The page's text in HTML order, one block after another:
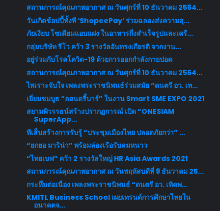
สถานการณ์คุณภาพอากาศ ณ วันศุกร์ที่ 10 ธันวาคม 2564...
วันเกิดช้อปปี้ทั้งที ‘ShopeePay’ ร่วมฉลองส่งความสุ...
ภัยเงียบ โซเดียมแอบแฝง ในอาหารกึ่งสำเร็จรูปและเครื...
กลุ่มบริษัท รีโว คว้า 3 รางวัลอันทรงเกียรติ จากงาน...
อยู่ร่วมกับโรคโควิด-19 ด้วยการออกกำลังกายปอด
สถานการณ์คุณภาพอากาศ ณ วันศุกร์ที่ 10 ธันวาคม 2564...
ไพเราะจับใจ เพลงพระราชนิพนธ์ร่วมสมัย “ดนตรี อว. เท...
เยี่ยมชมบูธ “ลอนดรี้บาร์” ในงาน Smart SME EXPO 2021
สยามพิวรรธน์สร้างปรากฏการณ์ เปิด “ONESIAM
SuperApp...
ทีเส็บสร้างการรับรู้ “ประชุมเมืองไทย ปลอดภัยกว่า” ...
“ยกยอ มาริน่า” พร้อมล่องเรือรับลมหนาว
“ไทยเบฟ” คว้า 2 รางวัลใหญ่ HR Asia Awards 2021
สถานการณ์คุณภาพอากาศ ณ วันพฤหัสบดีที่ 9 ธันวาคม 25...
กระหึ่มต่อเนื่อง เพลงพระราชนิพนธ์ “ดนตรี อว. เทิดพ...
KMITL Business School เผยเทรนด์การศึกษาไทยใน
อนาคตจ...